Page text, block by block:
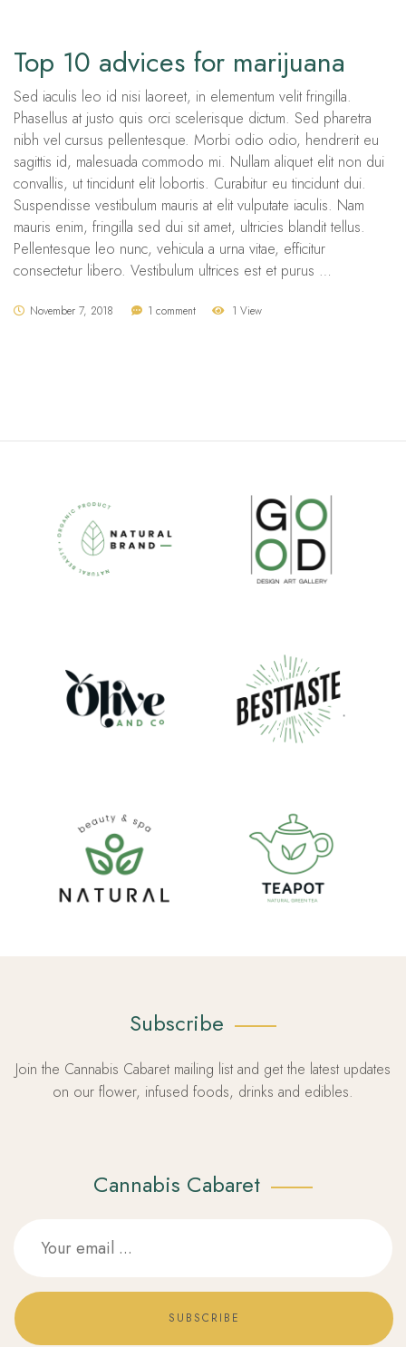
Top 10 advices for marijuana
Sed iaculis leo id nisi laoreet, in elementum velit fringilla.
Phasellus at justo quis orci scelerisque dictum. Sed pharetra
nibh vel cursus pellentesque. Morbi odio odio, hendrerit eu
sagittis id, malesuada commodo mi. Nullam aliquet elit non dui
convallis, ut tincidunt elit lobortis. Curabitur eu tincidunt dui.
Suspendisse vestibulum mauris at elit vulputate iaculis. Nam
mauris enim, fringilla sed dui sit amet, ultricies blandit tellus.
Pellentesque leo nunc, vehicula a urna vitae, efficitur
consectetur libero. Vestibulum ultrices est et purus …
November 7, 2018 1 comment 1 View
Subscribe
Join the Cannabis Cabaret mailing list and get the latest updates
on our flower, infused foods, drinks and edibles.
Cannabis Cabaret
SUBSCRIBE